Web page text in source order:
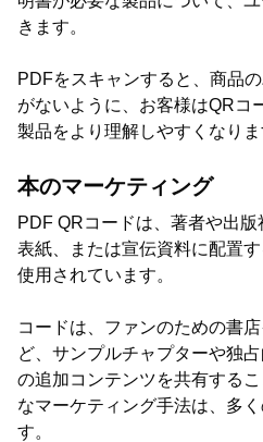
きます。
PDFをスキャンすると、商品
がないように、お客様はQRコ
製品をより理解しやすくなりま
本のマーケティング
PDF QRコードは、著者や出
表紙、または宣伝資料に配置
使用されています。
コードは、ファンのための書
ど、サンプルチャプターや独
の追加コンテンツを共有する
なマーケティング手法は、多
す。